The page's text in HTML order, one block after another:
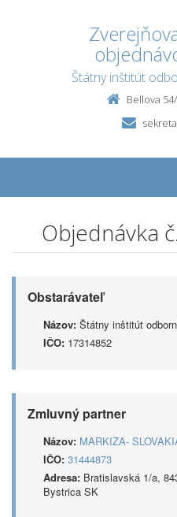
Štátny inštitút
Bellova
Objednávka
Obstarávateľ
Názov: Štátny inštitút
IČO: 17314852
Zmluvný partner
Názov: MARKIZA-
IČO: 31444873
Adresa: Bratislavská 1/a,
Bystrica SK